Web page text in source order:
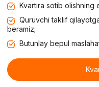
Kvartira sotib olishning
Quruvchi taklif
beramiz;
Butunlay bepul